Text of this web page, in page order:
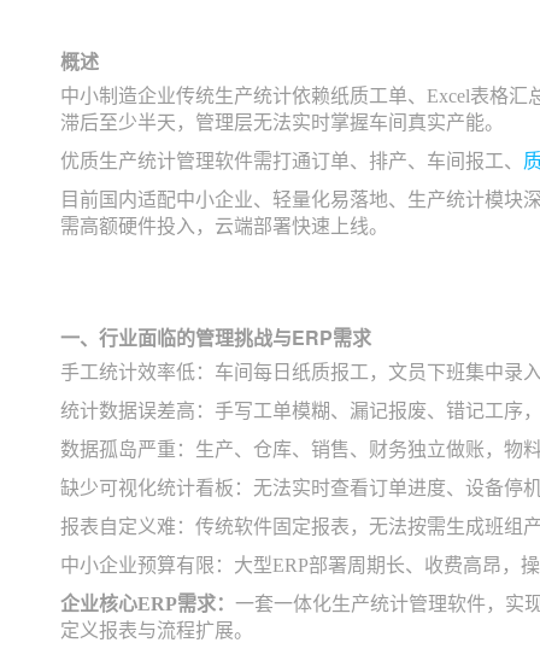
概述
中小制造企业传统生产统计依赖纸质工单、Excel表格
滞后至少半天，管理层无法实时掌握车间真实产能。
优质生产统计管理软件需打通订单、排产、车间报工、
目前国内适配中小企业、轻量化易落地、生产统计模块
需高额硬件投入，云端部署快速上线。
一、行业面临的管理挑战与ERP需求
手工统计效率低：车间每日纸质报工，文员下班集中录
统计数据误差高：手写工单模糊、漏记报废、错记工序
数据孤岛严重：生产、仓库、销售、财务独立做账，物
缺少可视化统计看板：无法实时查看订单进度、设备停
报表自定义难：传统软件固定报表，无法按需生成班组
中小企业预算有限：大型ERP部署周期长、收费高昂，
企业核心ERP需求： 一套一体化生产统计管理软件，实
定义报表与流程扩展。